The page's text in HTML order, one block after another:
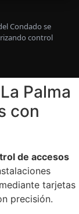
Condado se
control
Palma
con
de accesos
tarjetas
precisión.